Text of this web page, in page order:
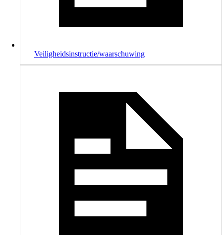
Veiligheidsinstructie/waarschuwing